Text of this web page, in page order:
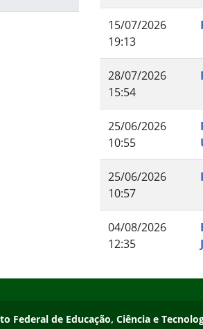
15/07/2026
19:13
28/07/2026
15:54
25/06/2026
10:55
25/06/2026
10:57
04/08/2026
12:35
Federal de Educação, Ciência e